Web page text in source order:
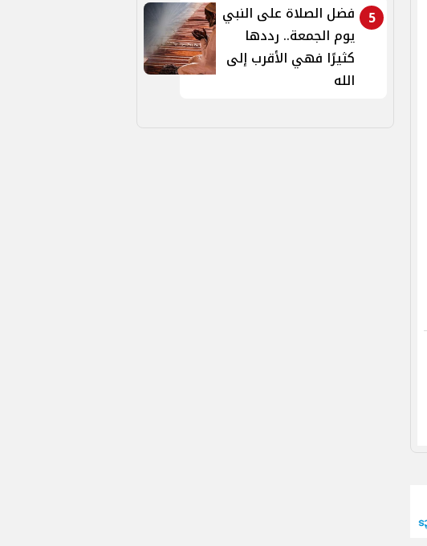
5
فضل الصلاة على النبي
يوم الجمعة.. رددها
كثيرًا فهي الأقرب إلى
الله